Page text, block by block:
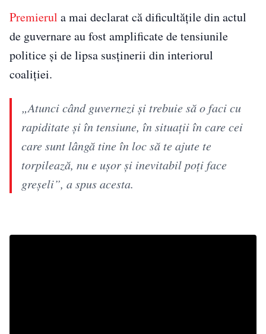
Premierul a mai declarat că dificultățile din actul
de guvernare au fost amplificate de tensiunile
politice și de lipsa susținerii din interiorul
coaliției.
„Atunci când guvernezi și trebuie să o faci cu
rapiditate și în tensiune, în situații în care cei
care sunt lângă tine în loc să te ajute te
torpilează, nu e ușor și inevitabil poți face
greșeli”, a spus acesta.